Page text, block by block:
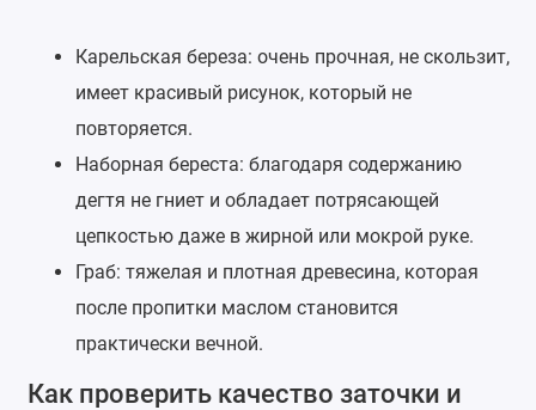
Карельская береза: очень прочная, не скользит,
имеет красивый рисунок, который не
повторяется.
Наборная береста: благодаря содержанию
дегтя не гниет и обладает потрясающей
цепкостью даже в жирной или мокрой руке.
Граб: тяжелая и плотная древесина, которая
после пропитки маслом становится
практически вечной.
Как проверить качество заточки и